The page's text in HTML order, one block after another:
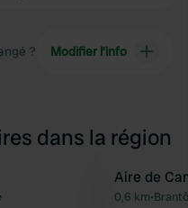
? Modifier l’info
dans la région
Préféré
Aire de
0,6 km•